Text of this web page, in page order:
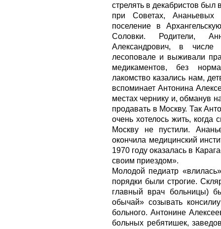
стрелять в декабристов был
при Советах,
поселение в
Соловки. Родители,
Александрович, в числе
лесоповале и выживали
медикаментов, без
лакомство казались нам,
вспоминает Антонина
местах чернику и, обманув
продавать в Москву. Так
очень хотелось жить, когда
Москву не пустили.
окончила медицинский
1970 году оказалась в
своим приездом».
Молодой педиатр
порядки были строгие.
главный врач больницы)
обычай» созывать
больного. Антонине
больных ребятишек,